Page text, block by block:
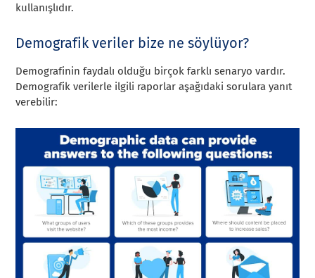
kullanışlıdır.
Demografik veriler bize ne söylüyor?
Demografinin faydalı olduğu birçok farklı senaryo vardır.
Demografik verilerle ilgili raporlar aşağıdaki sorulara yanıt
verebilir: